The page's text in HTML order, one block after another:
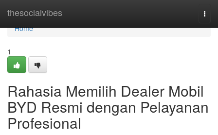
thesocialvibes
Home
Home
1
Rahasia Memilih Dealer Mobil
BYD Resmi dengan Pelayanan
Profesional